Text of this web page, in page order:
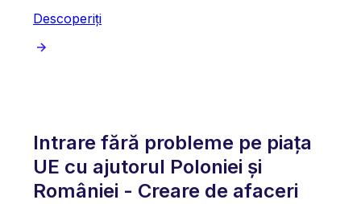
Descoperiți
Intrare fără probleme pe piața
UE cu ajutorul Poloniei și
României - Creare de afaceri